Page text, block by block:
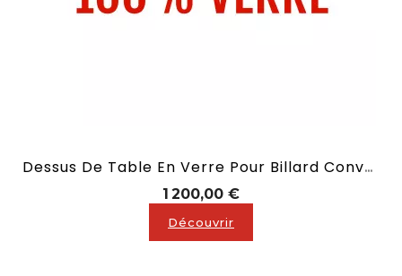
Dessus De Table En Verre Pour Billard Convertible En 2,10 M
1 200,00 €Prix
Découvrir